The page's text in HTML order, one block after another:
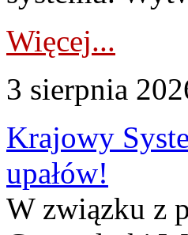
Więcej...
3 sierpnia
Krajowy
upałów!
W związku z